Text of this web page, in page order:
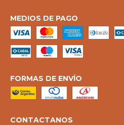
MEDIOS DE PAGO
FORMAS DE ENVÍO
CONTACTANOS